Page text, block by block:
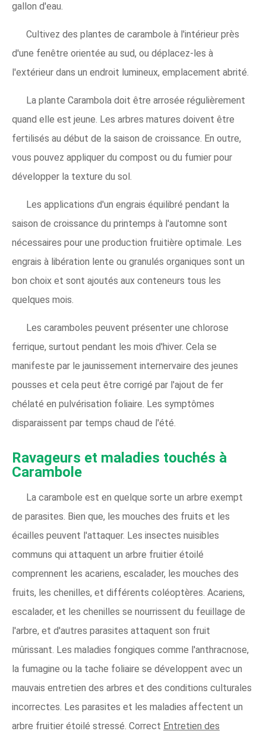
gallon d'eau.
Cultivez des plantes de carambole à l'intérieur près
d'une fenêtre orientée au sud, ou déplacez-les à
l'extérieur dans un endroit lumineux, emplacement abrité.
La plante Carambola doit être arrosée régulièrement
quand elle est jeune. Les arbres matures doivent être
fertilisés au début de la saison de croissance. En outre,
vous pouvez appliquer du compost ou du fumier pour
développer la texture du sol.
Les applications d'un engrais équilibré pendant la
saison de croissance du printemps à l'automne sont
nécessaires pour une production fruitière optimale. Les
engrais à libération lente ou granulés organiques sont un
bon choix et sont ajoutés aux conteneurs tous les
quelques mois.
Les caramboles peuvent présenter une chlorose
ferrique, surtout pendant les mois d'hiver. Cela se
manifeste par le jaunissement internervaire des jeunes
pousses et cela peut être corrigé par l'ajout de fer
chélaté en pulvérisation foliaire. Les symptômes
disparaissent par temps chaud de l'été.
Ravageurs et maladies touchés à
Carambole
La carambole est en quelque sorte un arbre exempt
de parasites. Bien que, les mouches des fruits et les
écailles peuvent l'attaquer. Les insectes nuisibles
communs qui attaquent un arbre fruitier étoilé
comprennent les acariens, escalader, les mouches des
fruits, les chenilles, et différents coléoptères. Acariens,
escalader, et les chenilles se nourrissent du feuillage de
l'arbre, et d'autres parasites attaquent son fruit
mûrissant. Les maladies fongiques comme l'anthracnose,
la fumagine ou la tache foliaire se développent avec un
mauvais entretien des arbres et des conditions culturales
incorrectes. Les parasites et les maladies affectent un
arbre fruitier étoilé stressé. Correct Entretien des